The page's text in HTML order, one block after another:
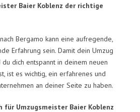
Baier Koblenz der richtige
Bergamo kann eine aufregende,
Erfahrung sein. Damit dein Umzug
dich entspannt in deinem neuen
ist es wichtig, ein erfahrenes und
an deiner Seite zu haben.
für Umzugsmeister Baier Koblenz